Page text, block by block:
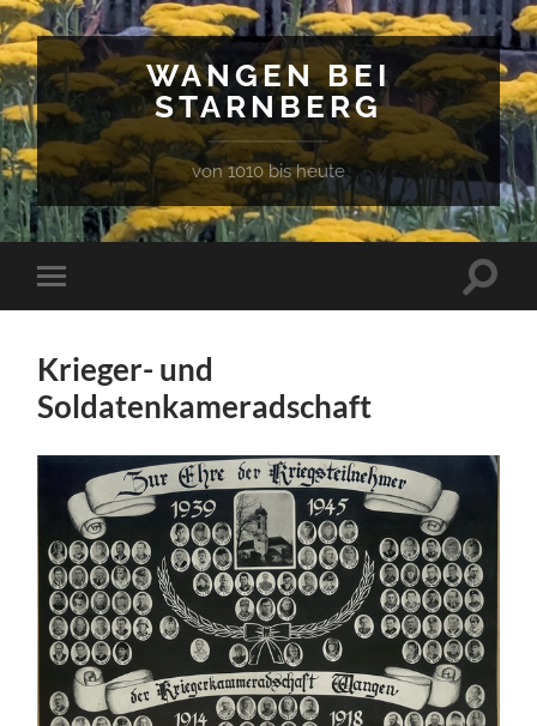
WANGEN BEI
STARNBERG
von 1010 bis heute
Mobile-
Menü
Krieger- und
Soldatenkameradschaft